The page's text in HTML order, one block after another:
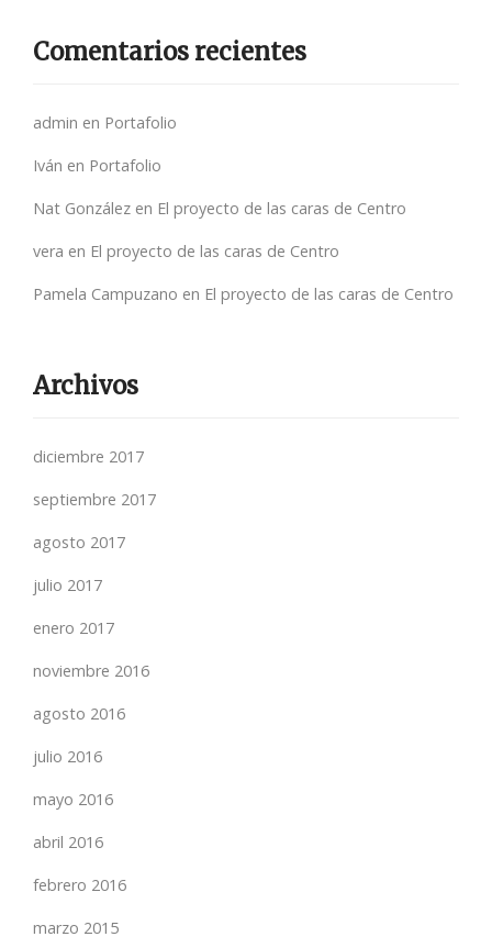
Comentarios recientes
admin en Portafolio
Iván en Portafolio
Nat González en El proyecto de las caras de Centro
vera en El proyecto de las caras de Centro
Pamela Campuzano en El proyecto de las caras de Centro
Archivos
diciembre 2017
septiembre 2017
agosto 2017
julio 2017
enero 2017
noviembre 2016
agosto 2016
julio 2016
mayo 2016
abril 2016
febrero 2016
marzo 2015